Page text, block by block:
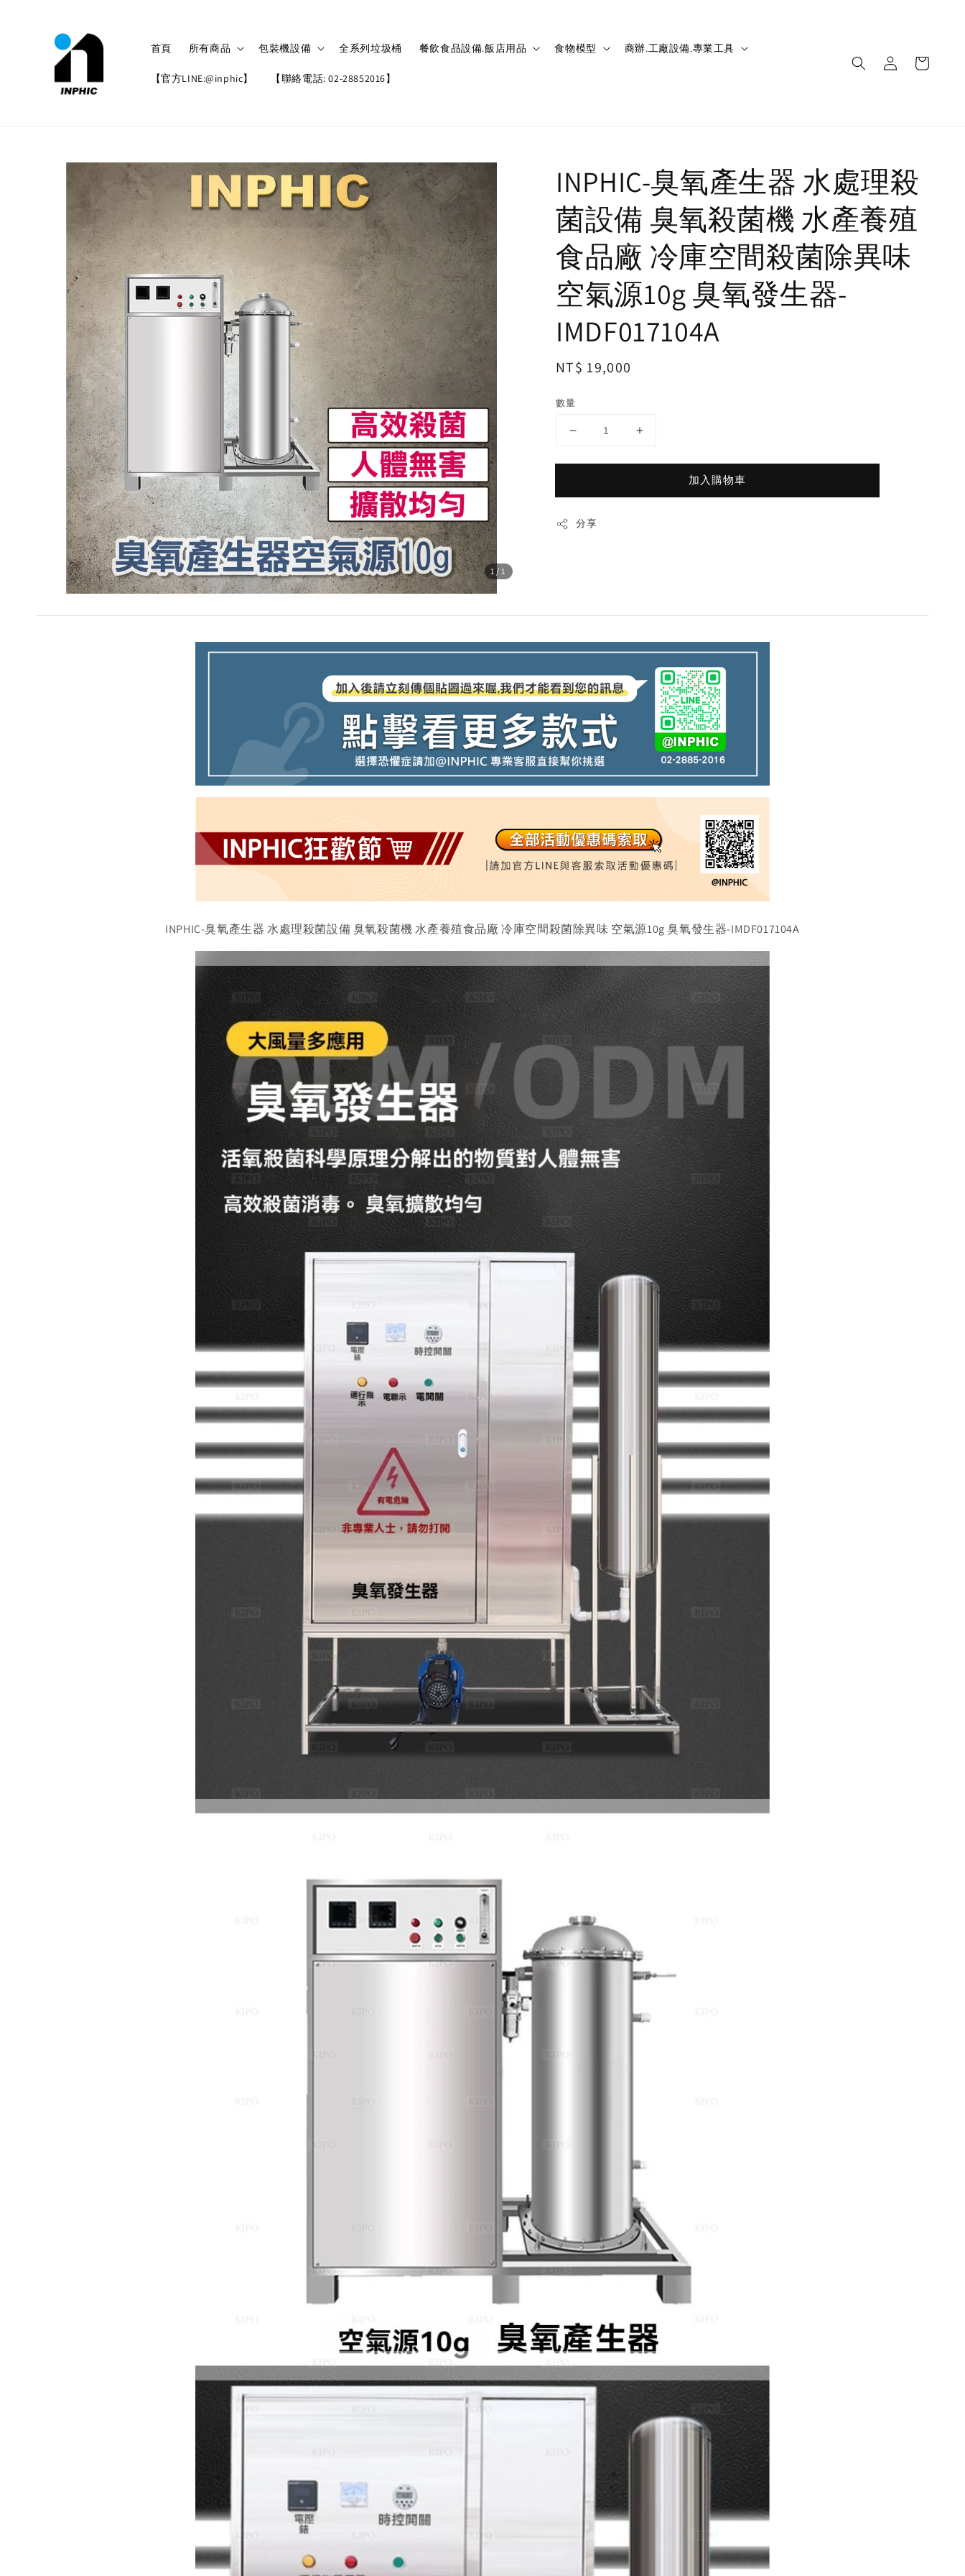
首頁 所有商品 包裝機設備 全系列垃圾桶 餐飲食品設備.飯店用品 食物模型 商辦.工廠設備.專業工具
【官方LINE:@inphic】 【聯絡電話: 02-28852016】
1/1
INPHIC-臭氧產生器 水處理殺
菌設備 臭氧殺菌機 水產養殖
食品廠 冷庫空間殺菌除異味
空氣源10g 臭氧發生器-
IMDF017104A
Regular
NT$ 19,000
數量
加入購物車
分享
INPHIC-臭氧產生器 水處理殺菌設備 臭氧殺菌機 水產養殖食品廠 冷庫空間殺菌除異味 空氣源10g 臭氧發生器-IMDF017104A